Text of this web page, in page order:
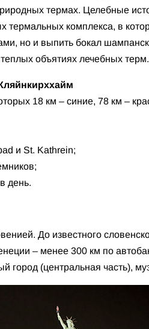
термах. Целебные
комплекса, в
но и выпить бокал
объятиях лечебных терм.
18 км – синие, 78 км –
и St. Kathrein;
день.
До известного
– менее 300 км по
город (центральная часть),